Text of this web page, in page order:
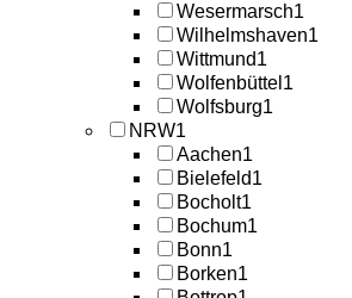
Wesermarsch1
Wilhelmshaven1
Wittmund1
Wolfenbüttel 1
Wolfsburg1
NRW1
Aachen1
Bielefeld1
Bocholt1
Bochum1
Bonn1
Borken1